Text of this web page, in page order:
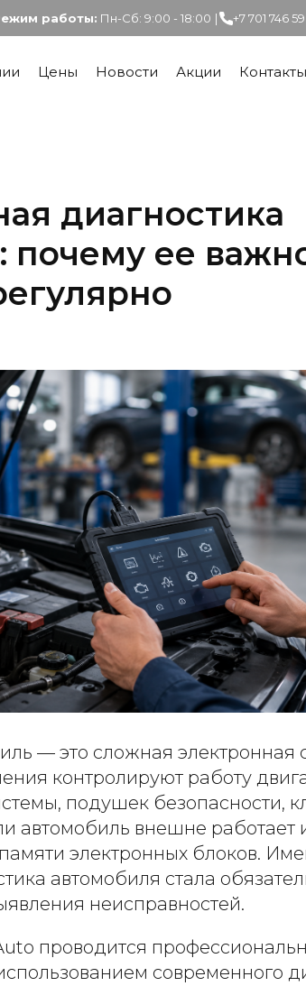
Цены Новости Акции Контакты
работы: Пн-Сб: 9:00 - 18:00 | +7 701 746
диагностика
почему ее
— это сложная электронная
контролируют работу
подушек безопасности,
автомобиль внешне
электронных блоков.
автомобиля стала
неисправностей.
проводится
современного